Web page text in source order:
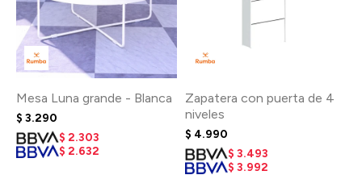
Mesa Luna grande - Blanca
$ 3.290
$ 2.303
$ 2.632
Zapatera con puerta de 4
niveles
$ 4.990
$ 3.493
$ 3.992